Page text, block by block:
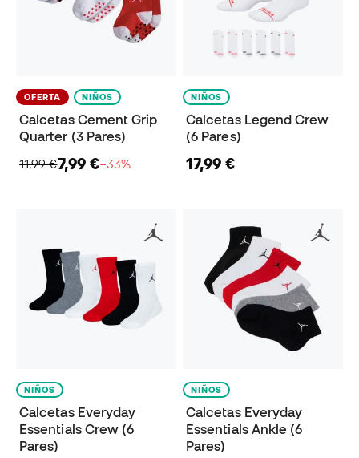
OFERTA NIÑOS
Calcetas Cement Grip
Quarter (3 Pares)
11,99 €7,99 €−33%
NIÑOS
Calcetas Legend Crew
(6 Pares)
17,99 €
NIÑOS
Calcetas Everyday
Essentials Crew (6
Pares)
NIÑOS
Calcetas Everyday
Essentials Ankle (6
Pares)